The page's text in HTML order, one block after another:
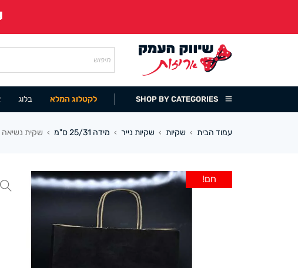
SHOP BY CATEGORIES לקטלוג המלא בלוג
עמוד הבית › שקיות › שקיות נייר › מידה 25/31 ס"מ › שקית נשיאה נייר 2531 שחור
חם!